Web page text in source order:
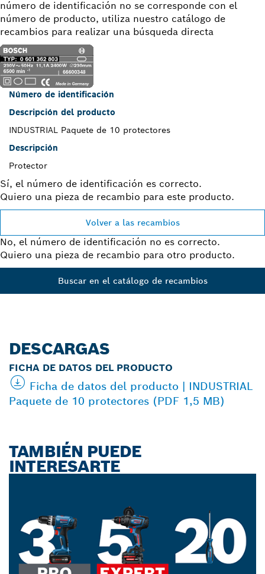
número de identificación no se corresponde con el
número de producto, utiliza nuestro catálogo de
recambios para realizar una búsqueda directa
Número de identificación
Descripción del producto
INDUSTRIAL Paquete de 10 protectores
Descripción
Protector
Sí, el número de identificación es correcto.
Quiero una pieza de recambio para este producto.
Volver a las recambios
No, el número de identificación no es correcto.
Quiero una pieza de recambio para otro producto.
Buscar en el catálogo de recambios
DESCARGAS
FICHA DE DATOS DEL PRODUCTO
Ficha de datos del producto | INDUSTRIAL
Paquete de 10 protectores (PDF 1,5 MB)
TAMBIÉN PUEDE
INTERESARTE